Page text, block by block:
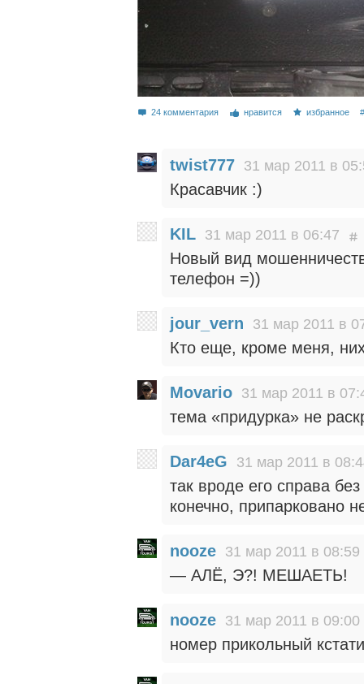
24 комментария нравится избранное
twist777 31 мар 2011 в
Красавчик :)
KIL 31 мар 2011 в 06:47
Новый вид
телефон =))
jour_vern 31 мар 2011 в
Кто еще, кроме меня,
Movario 31 мар 2011 в
тема «придурка» не
Dar4eG 31 мар 2011 в
так вроде его справа
конечно, припарковано
nooze 31 мар 2011 в 08:59
— АЛЁ, Э?! МЕШАЕТЬ!
nooze 31 мар 2011 в 09:00
номер прикольный кстати